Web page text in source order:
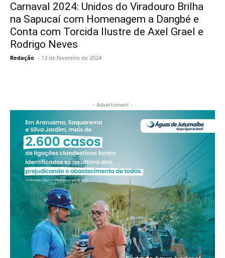
Carnaval 2024: Unidos do Viradouro Brilha
na Sapucaí com Homenagem a Dangbé e
Conta com Torcida Ilustre de Axel Grael e
Rodrigo Neves
Redação - 13 de fevereiro de 2024
- Advertisment -